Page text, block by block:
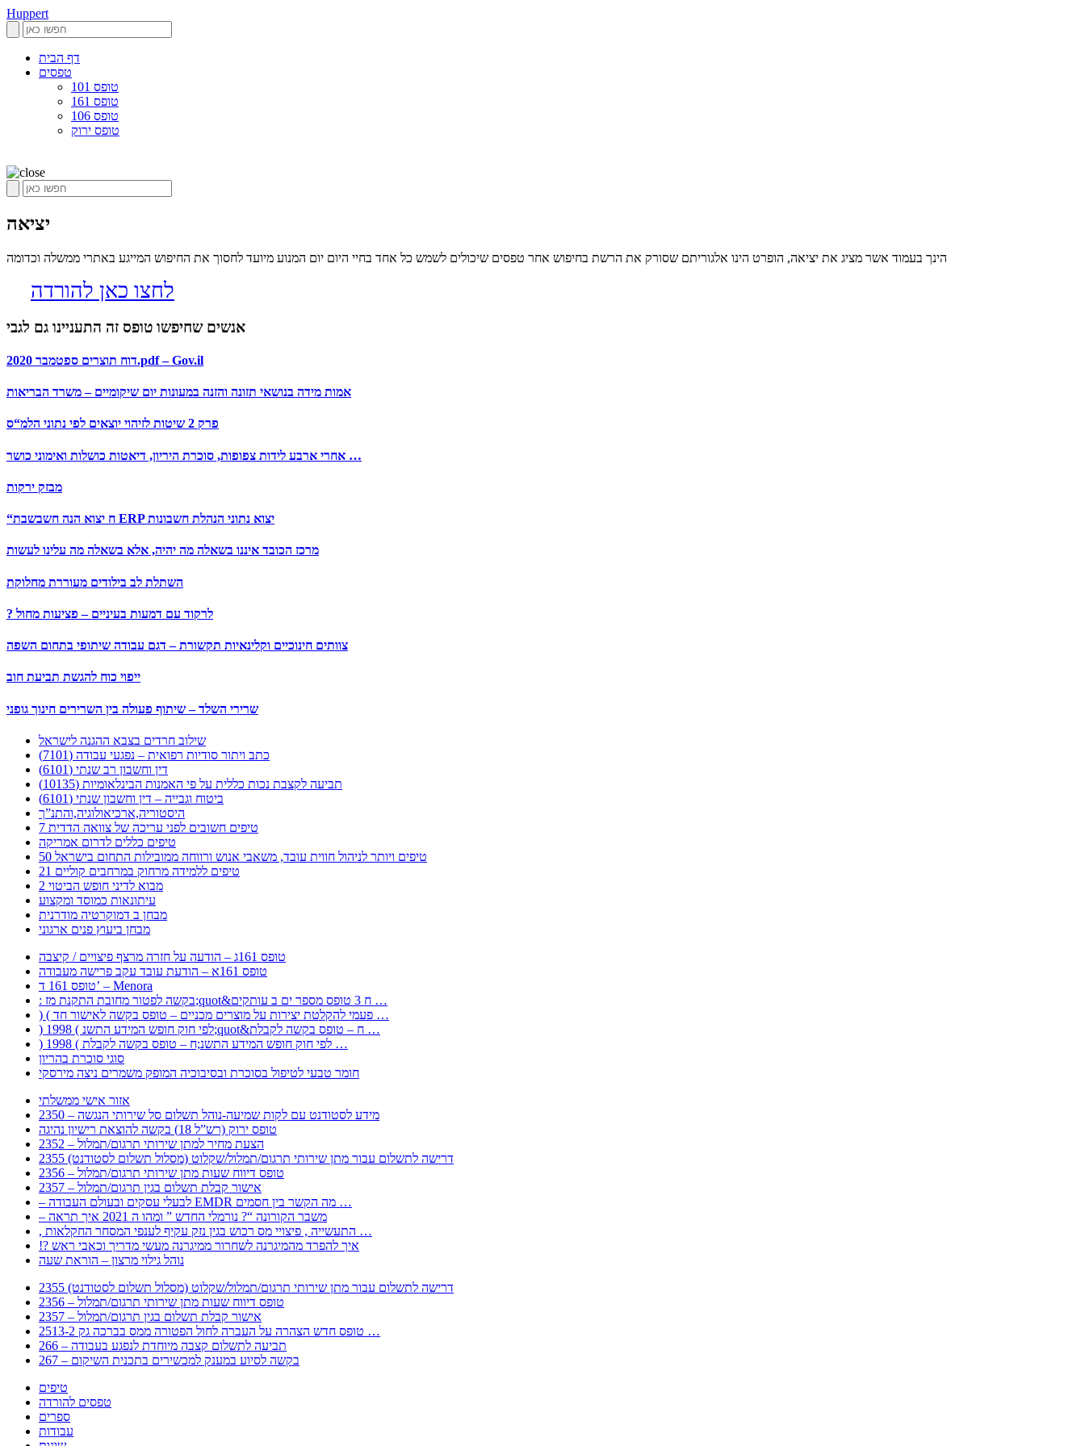
Huppert
דף הבית
טפסים
טופס 101
טופס 161
טופס 106
טופס ירוק
יציאה
הינך בעמוד אשר מציג את יציאה, הופרט הינו אלגוריתם שסורק את הרשת בחיפוש אחר טפסים שיכולים לשמש כל אחד בחיי היום יום המנוע מיועד לחסוך את החיפוש המייגע באתרי ממשלה וכדומה
לחצו כאן להורדה
אנשים שחיפשו טופס זה התעניינו גם לגבי
דוח תוצרים ספטמבר 2020.pdf – Gov.il
אמות מידה בנושאי תזונה והזנה במעונות יום שיקומיים – משרד הבריאות
פרק 2 שיטות לזיהוי יוצאים לפי נתוני הלמ“ס
אחרי ארבע לידות צפופות, סוכרת היריון, דיאטות כושלות ואימוני כושר …
מבזק ירקות
“ח יצוא הנה חשבשבת ERP יצוא נתוני הנהלת חשבונות
מרכז הכובד איננו בשאלה מה יהיה, אלא בשאלה מה עלינו לעשות
השתלת לב בילודים מעוררת מחלוקת
? לרקוד עם דמעות בעיניים – פציעות מחול
צוותים חינוכיים וקלינאיות תקשורת – דגם עבודה שיתופי בתחום השפה
ייפוי כוח להגשת תביעת חוב
שרירי השלד – שיתוף פעולה בין השרירים חינוך גופני
שילוב חרדים בצבא ההגנה לישראל
כתב ויתור סודיות רפואית – נפגעי עבודה (7101)
דין וחשבון רב שנתי (6101)
תביעה לקצבת נכות כללית על פי האמנות הבינלאומיות (10135)
ביטוח וגבייה – דין וחשבון שנתי (6101)
היסטוריה,ארכיאולוגיה,והתנ”ך
7 טיפים חשובים לפני עריכה של צוואה הדדית
טיפים כללים לדרום אמריקה
50 טיפים ויותר לניהול חווית עובד, משאבי אנוש ורווחה ממובילות התחום בישראל
21 טיפים ללמידה מרחוק במרחבים קוליים
מבוא לדיני חופש הביטוי 2
עיתונאות כמוסד ומקצוע
מבחן ב דמוקרטיה מודרנית
מבחן ביעוץ פנים ארגוני
טופס 161ג – הודעה על חזרה מרצף פיצויים / קיצבה
טופס 161א – הודעת עובד עקב פרישה מעבודה
טופס 161 ד’ – Menora
: בקשה לפטור מחובת התקנת מז;quot&ח 3 טופס מספר ים ב עותקים …
) ( פעמי להקלטת יצירות על מוצרים מכניים – טופס בקשה לאישור חד …
) 1998 ( לפי חוק חופש המידע התשנ;quot&ח – טופס בקשה לקבלת …
) 1998 ( לפי חוק חופש המידע התשנ;ח – טופס בקשה לקבלת …
סוגי סוכרת בהריון
חומר טבעי לטיפול בסוכרת ובסיבוכיה המופק משמרים ניצה מירסקי
אזור אישי ממשלתי
2350 – מידע לסטודנט עם לקות שמיעה-נוהל תשלום סל שירותי הנגשה
טופס ירוק (רש”ל 18) בקשה להוצאת רישיון נהיגה
2352 – הצעת מחיר למתן שירותי תרגום/תמלול
2355 דרישה לתשלום עבור מתן שירותי תרגום/תמלול/שקלוט (מסלול תשלום לסטודנט)
2356 – טופס דיווח שעות מתן שירותי תרגום/תמלול
2357 – אישור קבלת תשלום בגין תרגום/תמלול
– לבעלי עסקים ובעולם העבודה EMDR מה הקשר בין חסמים …
– משבר הקורונה “? נורמלי החדש ” ומהו ה 2021 איך תראה
, התעשייה , פיצויי מס רכוש בגין נזק עקיף לענפי המסחר החקלאות …
!? איך להפרד מהמיגרנה לשחרור ממיגרנה מעשי מדריך וכאבי ראש
נוהל גילוי מרצון – הוראת שעה
2355 דרישה לתשלום עבור מתן שירותי תרגום/תמלול/שקלוט (מסלול תשלום לסטודנט)
2356 – טופס דיווח שעות מתן שירותי תרגום/תמלול
2357 – אישור קבלת תשלום בגין תרגום/תמלול
2513-2 טופס חדש הצהרה על העברה לחול הפטורה ממס בברכה גק …
266 – תביעה לתשלום קצבה מיוחדת לנפגע בעבודה
267 – בקשה לסיוע במענק למכשירים בתכנית השיקום
טיפים
טפסים להורדה
ספרים
עבודות